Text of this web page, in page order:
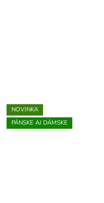
NOVINKA
PÁNSKE AJ DÁMSKE